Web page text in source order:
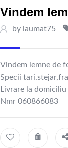
Vindem
by laumat75
Vindem lemne de
Specii
Livrare la domiciliu
Nmr 060866083